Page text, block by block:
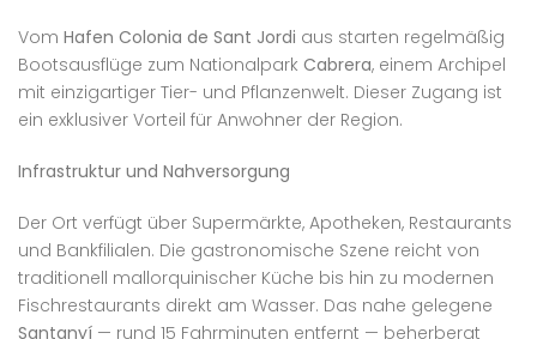
Vom Hafen Colonia de Sant Jordi aus starten regelmäßig
Bootsausflüge zum Nationalpark Cabrera, einem Archipel
mit einzigartiger Tier- und Pflanzenwelt. Dieser Zugang ist
ein exklusiver Vorteil für Anwohner der Region.
Infrastruktur und Nahversorgung
Der Ort verfügt über Supermärkte, Apotheken, Restaurants
und Bankfilialen. Die gastronomische Szene reicht von
traditionell mallorquinischer Küche bis hin zu modernen
Fischrestaurants direkt am Wasser. Das nahe gelegene
Santanyí — rund 15 Fahrminuten entfernt — beherbergt